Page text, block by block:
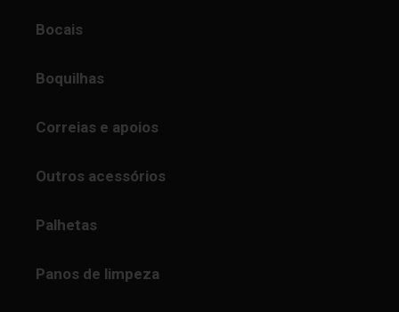
Bocais
Boquilhas
Correias e apoios
Outros acessórios
Palhetas
Panos de limpeza